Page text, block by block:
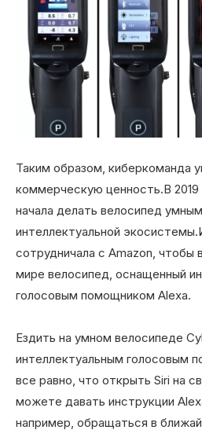
Таким образом, киберкоманда
коммерческую ценность.В
начала делать велосипед
интеллектуальной
сотрудничала с Amazon, чтобы
мире велосипед, оснащенный
голосовым помощником Alexa.
Ездить на умном велосипеде
интеллектуальным голосовым
все равно, что открыть Siri на
можете давать инструкции
например, обращаться в